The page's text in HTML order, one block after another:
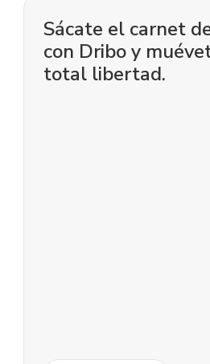
Sácate el carnet
con Dribo y
total libertad.